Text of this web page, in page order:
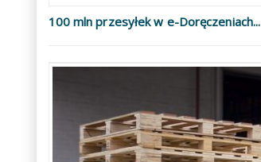
100 mln przesyłek w e-Doręczeniach...